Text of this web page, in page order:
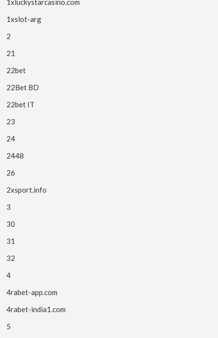
1xslot-arg
2
21
22bet
22Bet BD
22bet IT
23
24
2448
26
2xsport.info
3
30
31
32
4
4rabet-app.com
4rabet-india1.com
5